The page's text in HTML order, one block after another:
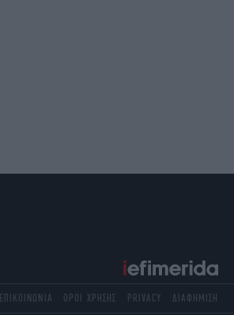
ΕΠΙΚΟΙΝΩΝΙΑ ΟΡΟΙ ΧΡΗΣΗΣ PRIVACY ΔΙΑΦΗΜΙΣΗ